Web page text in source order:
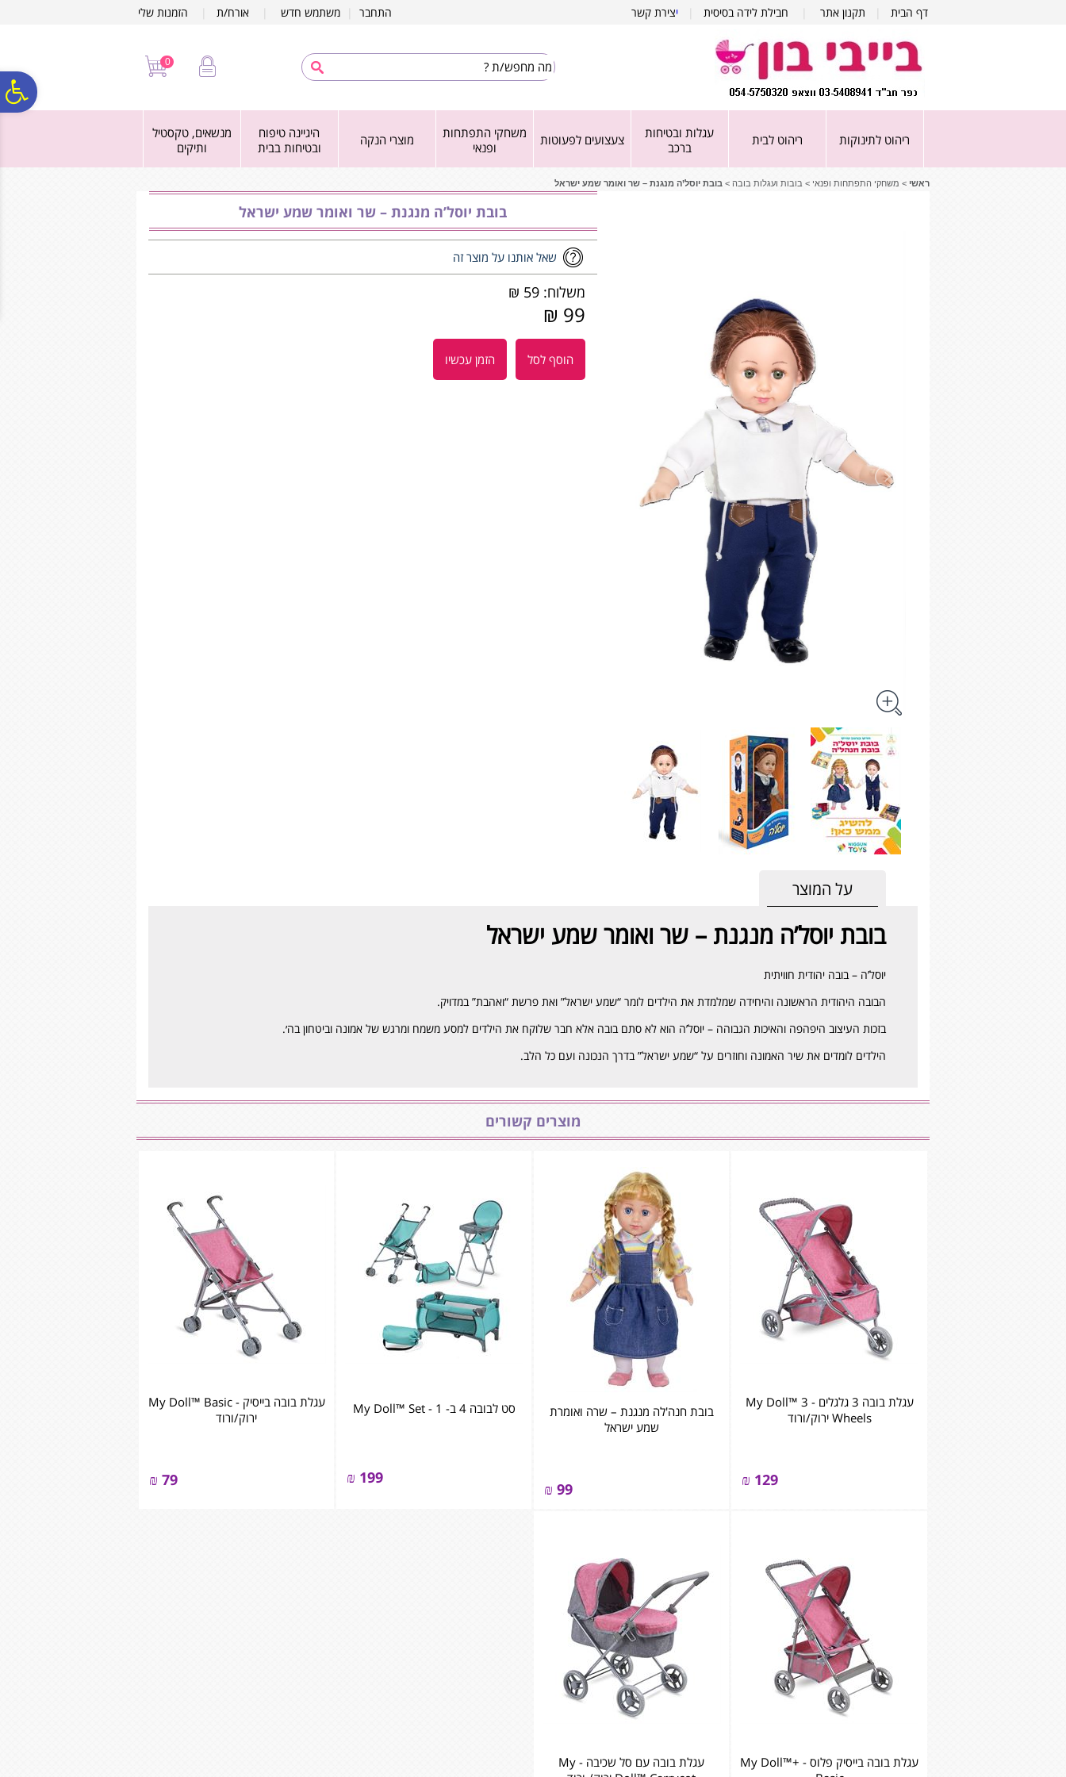
דף הבית תקנון אתר חבילת לידה בסיסית יצירת קשר התחבר משתמש חדש אורח/ת הזמנות שלי
0
ריהוט לתינוקות ריהוט לבית
עגלות ובטיחות
ברכב
צעצועים לפעוטות
משחקי התפתחות
ופנאי
מוצרי הנקה
היגיינה טיפוח
ובטיחות בבית
מנשאים, טקסטיל
ותיקים
ראשי > משחקי התפתחות ופנאי > בובות ועגלות בובה > בובת יוסל’ה מנגנת – שר ואומר שמע ישראל
בובת יוסל’ה מנגנת – שר ואומר שמע ישראל
שאל אותנו על מוצר זה
משלוח: 59 ₪
99 ₪
הוסף לסל הזמן עכשיו
על המוצר
בובת יוסל’ה מנגנת – שר ואומר שמע ישראל
יוסל’ה – בובה יהודית חוויתית
הבובה היהודית הראשונה והיחידה שמלמדת את הילדים לומר “שמע ישראל” ואת פרשת “ואהבת” במדויק.
בזכות העיצוב היפהפה והאיכות הגבוהה – יוסל’ה הוא לא סתם בובה אלא חבר שלוקח את הילדים למסע משמח ומרגש של אמונה וביטחון בה׳.
הילדים לומדים את שיר האמונה וחוזרים על “שמע ישראל” בדרך הנכונה ועם כל הלב.
מוצרים קשורים
עגלת בובה 3 גלגלים - My Doll™ 3
Wheels ירוק/ורוד
129
₪
בובת חנה'לה מנגנת – שרה ואומרת
שמע ישראל
99
₪
סט לבובה 4 ב- 1 - My Doll™ Set
199
₪
עגלת בובה בייסיק - My Doll™ Basic
ירוק/ורוד
79
₪
עגלת בובה בייסיק פלוס - +My Doll™
עגלת בובה עם סל שכיבה - My